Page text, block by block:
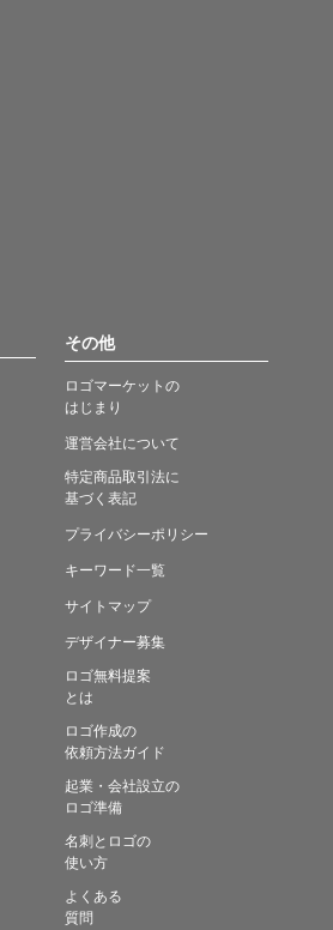
その他
ロゴマーケットの
はじまり
運営会社について
特定商品取引法に
基づく表記
プライバシーポリシー
キーワード一覧
サイトマップ
デザイナー募集
ロゴ無料提案
とは
ロゴ作成の
依頼方法ガイド
起業・会社設立の
ロゴ準備
名刺とロゴの
使い方
よくある
質問